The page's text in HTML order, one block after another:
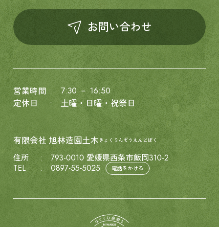
お問い合わせ
営業時間
7:30 － 16:50
定休日
土曜・日曜・祝祭日
有限会社 旭林造園土木 きょくりんぞうえんどぼく
住所
793-0010 愛媛県西条市飯岡310-2
TEL
0897-55-5025 電話をかける